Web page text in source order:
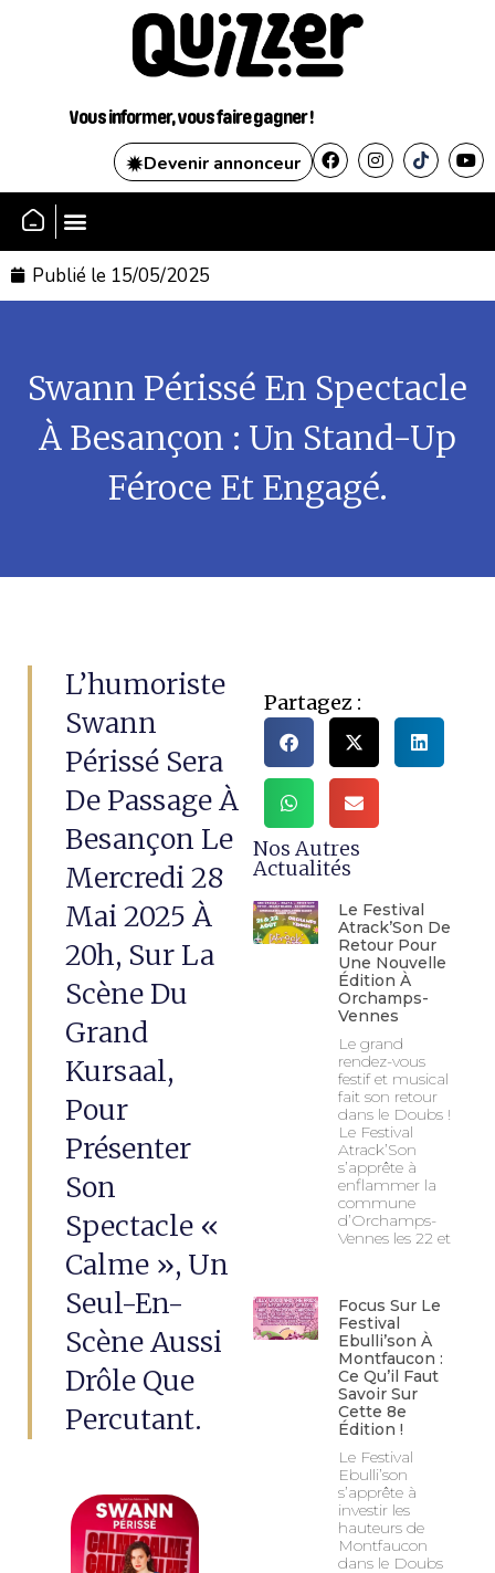
Vous informer, vous faire gagner !
Devenir annonceur
Publié le 15/05/2025
Swann Périssé En Spectacle
À Besançon : Un Stand-Up
Féroce Et Engagé.
L’humoriste
Swann
Périssé Sera
De Passage À
Besançon Le
Mercredi 28
Mai 2025 À
20h, Sur La
Scène Du
Grand
Kursaal,
Pour
Présenter
Son
Spectacle «
Calme », Un
Seul-En-
Scène Aussi
Drôle Que
Percutant.
Partagez :
Nos Autres
Actualités
Le Festival
Atrack’Son De
Retour Pour
Une Nouvelle
Édition À
Orchamps-
Vennes
Le grand
rendez-vous
festif et musical
fait son retour
dans le Doubs !
Le Festival
Atrack’Son
s’apprête à
enflammer la
commune
d’Orchamps-
Vennes les 22 et
Focus Sur Le
Festival
Ebulli’son À
Montfaucon :
Ce Qu’il Faut
Savoir Sur
Cette 8e
Édition !
Le Festival
Ebulli’son
s’apprête à
investir les
hauteurs de
Montfaucon
dans le Doubs